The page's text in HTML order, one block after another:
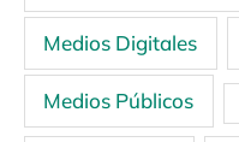
Medios Digitales
Medios Públicos